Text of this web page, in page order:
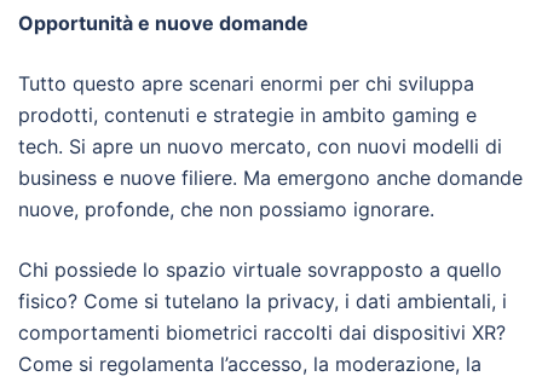
Opportunità e nuove domande
Tutto questo apre scenari enormi per chi sviluppa
prodotti, contenuti e strategie in ambito gaming e
tech. Si apre un nuovo mercato, con nuovi modelli di
business e nuove filiere. Ma emergono anche domande
nuove, profonde, che non possiamo ignorare.
Chi possiede lo spazio virtuale sovrapposto a quello
fisico? Come si tutelano la privacy, i dati ambientali, i
comportamenti biometrici raccolti dai dispositivi XR?
Come si regolamenta l’accesso, la moderazione, la